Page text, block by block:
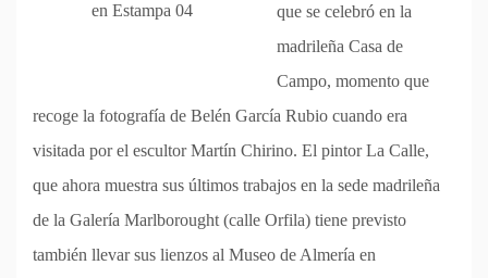
en Estampa 04
que se celebró en la
madrileña Casa de
Campo, momento que
recoge la fotografía de Belén García Rubio cuando era
visitada por el escultor Martín Chirino. El pintor La Calle,
que ahora muestra sus últimos trabajos en la sede madrileña
de la Galería Marlborought (calle Orfila) tiene previsto
también llevar sus lienzos al Museo de Almería en